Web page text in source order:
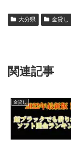
大分県 金貸し
関連記事
金貸し